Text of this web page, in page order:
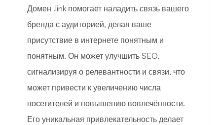
Домен .link помогает наладить связь вашего
бренда с аудиторией, делая ваше
присутствие в интернете понятным и
понятным. Он может улучшить SEO,
сигнализируя о релевантности и связи, что
может привести к увеличению числа
посетителей и повышению вовлечённости.
Его уникальная привлекательность делает